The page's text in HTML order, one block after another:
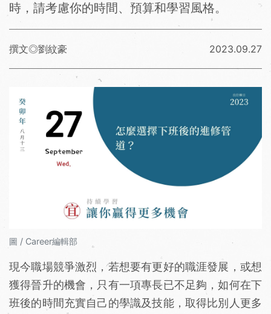
時，請考慮你的時間、預算和學習風格。
撰文◎劉紋豪 2023.09.27
圖 / Career編輯部
現今職場競爭激烈，若想要有更好的職涯發展，或想
獲得晉升的機會，只有一項專長已不足夠，如何在下
班後的時間充實自己的學識及技能，取得比別人更多